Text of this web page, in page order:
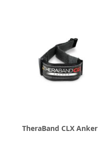
TheraBand CLX Anker